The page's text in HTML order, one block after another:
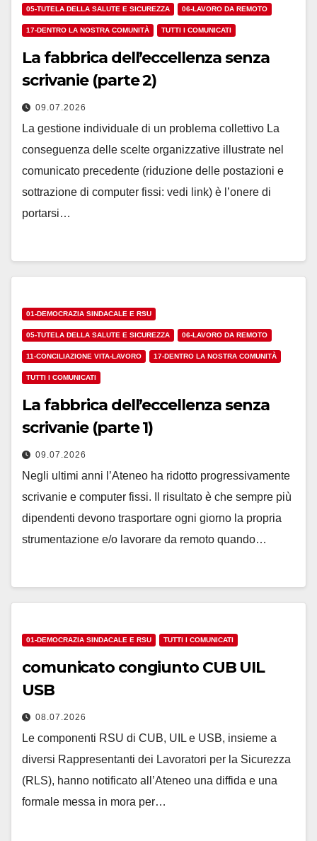
05-TUTELA DELLA SALUTE E SICUREZZA 06-LAVORO DA REMOTO
17-DENTRO LA NOSTRA COMUNITÀ TUTTI I COMUNICATI
La fabbrica dell’eccellenza senza
scrivanie (parte 2)
09.07.2026
La gestione individuale di un problema collettivo La
conseguenza delle scelte organizzative illustrate nel
comunicato precedente (riduzione delle postazioni e
sottrazione di computer fissi: vedi link) è l’onere di
portarsi…
01-DEMOCRAZIA SINDACALE E RSU
05-TUTELA DELLA SALUTE E SICUREZZA 06-LAVORO DA REMOTO
11-CONCILIAZIONE VITA-LAVORO 17-DENTRO LA NOSTRA COMUNITÀ
TUTTI I COMUNICATI
La fabbrica dell’eccellenza senza
scrivanie (parte 1)
09.07.2026
Negli ultimi anni l’Ateneo ha ridotto progressivamente
scrivanie e computer fissi. Il risultato è che sempre più
dipendenti devono trasportare ogni giorno la propria
strumentazione e/o lavorare da remoto quando…
01-DEMOCRAZIA SINDACALE E RSU TUTTI I COMUNICATI
comunicato congiunto CUB UIL
USB
08.07.2026
Le componenti RSU di CUB, UIL e USB, insieme a
diversi Rappresentanti dei Lavoratori per la Sicurezza
(RLS), hanno notificato all’Ateneo una diffida e una
formale messa in mora per…